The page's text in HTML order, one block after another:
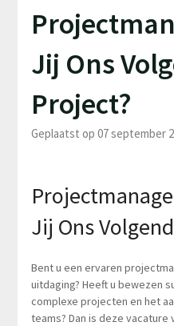
Jij Ons
Project?
Geplaatst op 07 september
Jij Ons
Bent u een ervaren
uitdaging? Heeft u bewezen
complexe projecten en het
teams? Dan is deze